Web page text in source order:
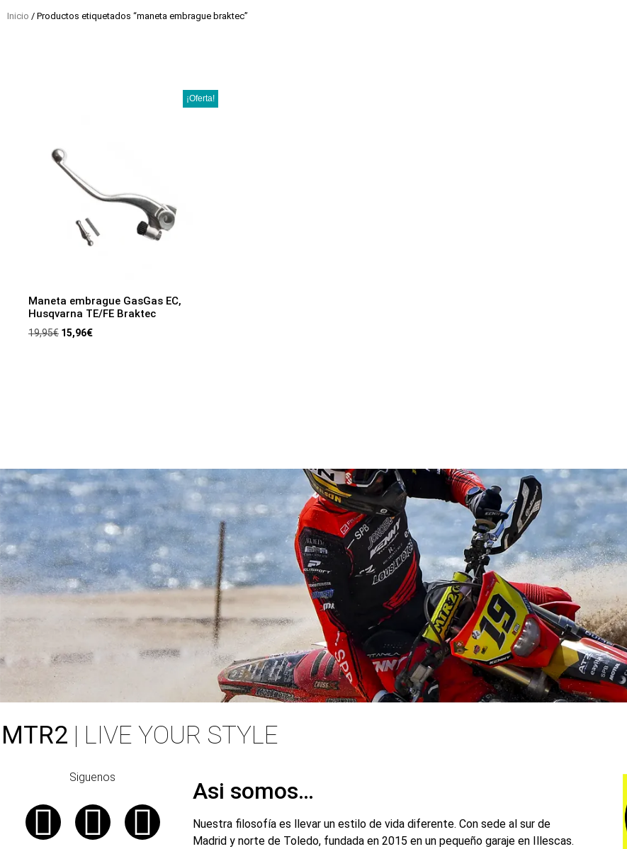
Inicio / Productos etiquetados “maneta embrague braktec”
¡Oferta!
Maneta embrague GasGas EC,
Husqvarna TE/FE Braktec
19,95€ 15,96€
MTR2 | LIVE YOUR STYLE
Siguenos
Asi somos…
Nuestra filosofía es llevar un estilo de vida diferente. Con sede al sur de
Madrid y norte de Toledo, fundada en 2015 en un pequeño garaje en Illescas.